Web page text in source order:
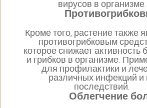
вирусов в организме.
Кроме того, растение также
противогрибковым
которое снижает активность
и грибков в организме.
для профилактики и
различных инфекций и
последствий.
Облегчение